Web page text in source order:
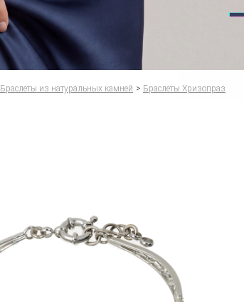
Браслеты из натуральных камней > Браслеты Хризопраз